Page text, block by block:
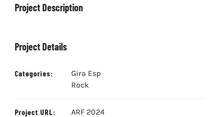
Project Description
Project Details
Categories:
Gira Esp
Rock
Project URL: ARF 2024